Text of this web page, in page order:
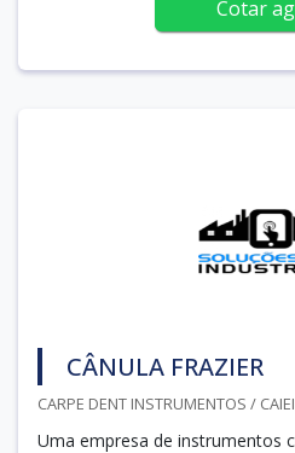
Cotar
CÂNULA FRAZIER
CARPE DENT INSTRUMENTOS /
Uma empresa de instrumentos